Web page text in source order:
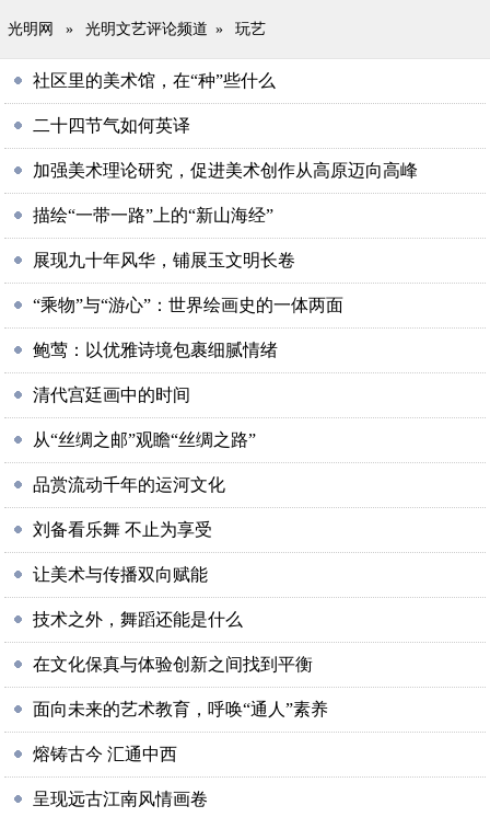
光明网 » 光明文艺评论频道 » 玩艺
社区里的美术馆，在“种”些什么
二十四节气如何英译
加强美术理论研究，促进美术创作从高原迈向高峰
描绘“一带一路”上的“新山海经”
展现九十年风华，铺展玉文明长卷
“乘物”与“游心”：世界绘画史的一体两面
鲍莺：以优雅诗境包裹细腻情绪
清代宫廷画中的时间
从“丝绸之邮”观瞻“丝绸之路”
品赏流动千年的运河文化
刘备看乐舞 不止为享受
让美术与传播双向赋能
技术之外，舞蹈还能是什么
在文化保真与体验创新之间找到平衡
面向未来的艺术教育，呼唤“通人”素养
熔铸古今 汇通中西
呈现远古江南风情画卷